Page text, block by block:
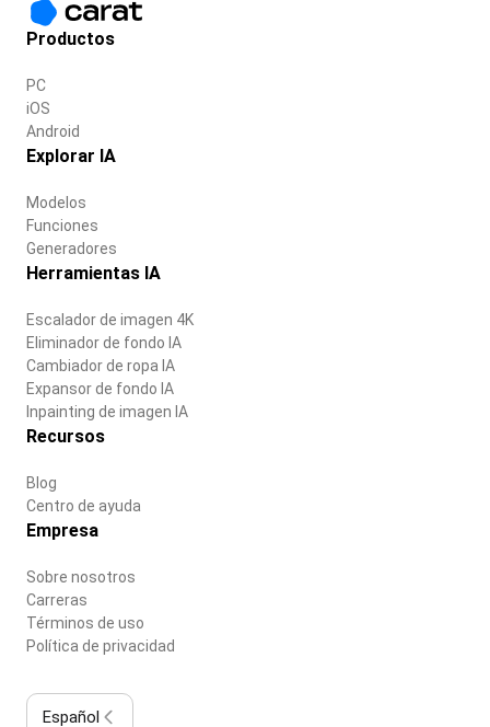
Productos
PC
iOS
Android
Explorar IA
Modelos
Funciones
Generadores
Herramientas IA
Escalador de imagen 4K
Eliminador de fondo IA
Cambiador de ropa IA
Expansor de fondo IA
Inpainting de imagen IA
Recursos
Blog
Centro de ayuda
Empresa
Sobre nosotros
Carreras
Términos de uso
Política de privacidad
Español